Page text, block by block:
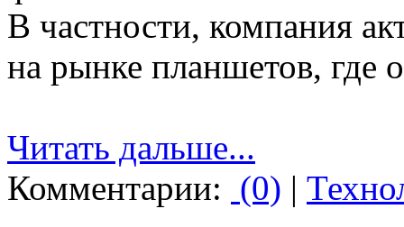
В частности, компания
на рынке планшетов, где
Читать дальше...
Комментарии: (0) |